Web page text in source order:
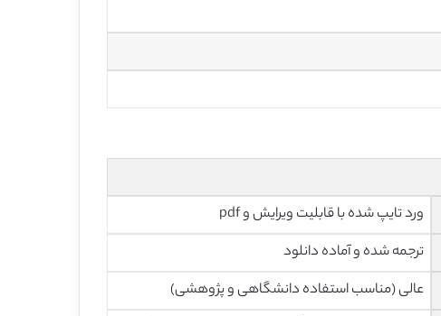
ورد تایپ شده با قابلیت ویرایش و pdf
ترجمه شده و آماده دانلود
عالی (مناسب استفاده دانشگاهی و پژوهشی)